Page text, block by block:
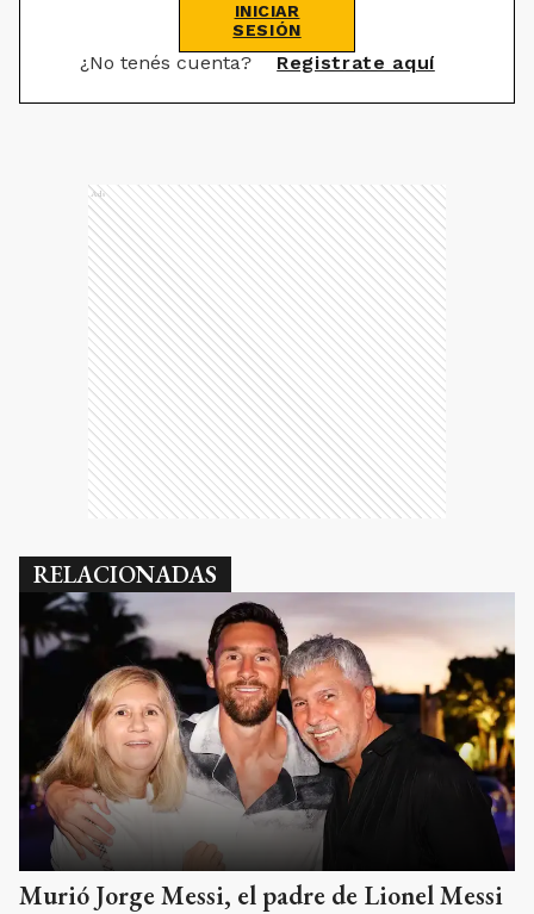
INICIAR
SESIÓN
¿No tenés cuenta? Registrate aquí
Ads
RELACIONADAS
Murió Jorge Messi, el padre de Lionel Messi